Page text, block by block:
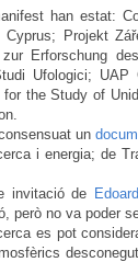
han estat:
Projekt
Erforschung
Ufologici; UAP
the Study of
un
i energia; de
invitació de
però no va poder
es pot